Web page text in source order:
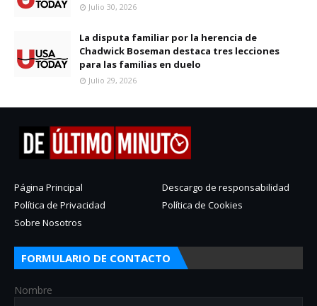
Julio 30, 2026
La disputa familiar por la herencia de
Chadwick Boseman destaca tres lecciones
para las familias en duelo
Julio 29, 2026
Página Principal
Descargo de responsabilidad
Política de Privacidad
Política de Cookies
Sobre Nosotros
FORMULARIO DE CONTACTO
Nombre